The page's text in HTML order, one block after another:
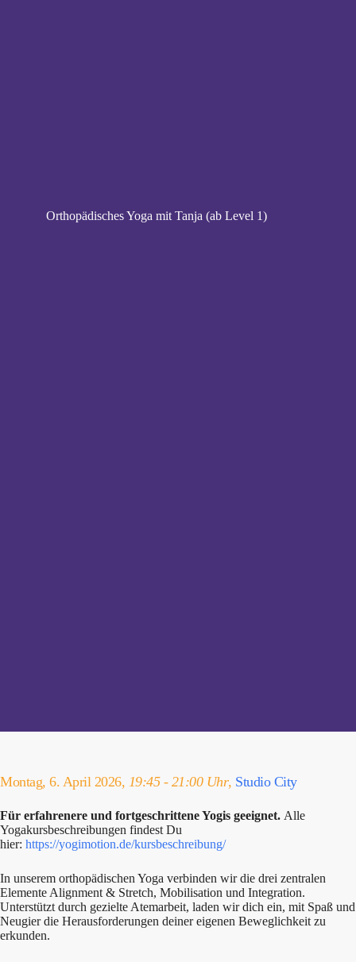
Orthopädisches Yoga mit Tanja (ab Level 1)
Montag, 6. April 2026, 19:45 - 21:00 Uhr, Studio City
Für erfahrenere und fortgeschrittene Yogis geeignet. Alle
Yogakursbeschreibungen findest Du
hier: https://yogimotion.de/kursbeschreibung/
In unserem orthopädischen Yoga verbinden wir die drei zentralen
Elemente Alignment & Stretch, Mobilisation und Integration.
Unterstützt durch gezielte Atemarbeit, laden wir dich ein, mit Spaß und
Neugier die Herausforderungen deiner eigenen Beweglichkeit zu
erkunden.